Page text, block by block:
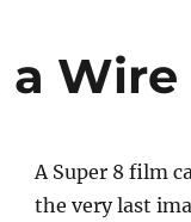
a Wire
A Super 8 film
the very last